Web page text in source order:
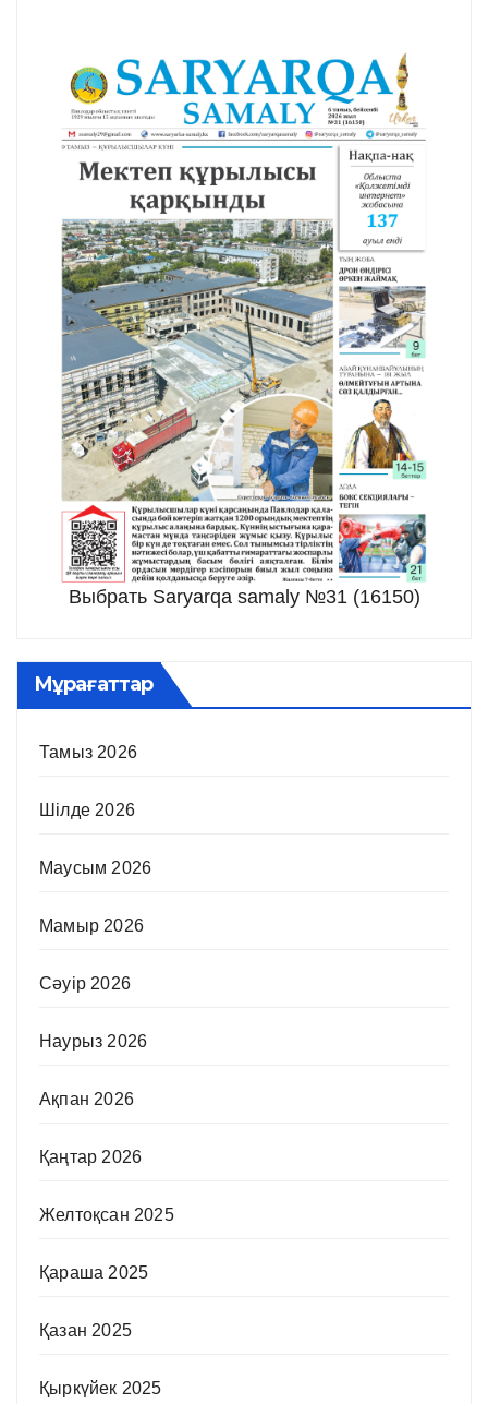
Выбрать Saryarqa samaly №31 (16150)
Мұрағаттар
Тамыз 2026
Шілде 2026
Маусым 2026
Мамыр 2026
Сәуір 2026
Наурыз 2026
Ақпан 2026
Қаңтар 2026
Желтоқсан 2025
Қараша 2025
Қазан 2025
Қыркүйек 2025